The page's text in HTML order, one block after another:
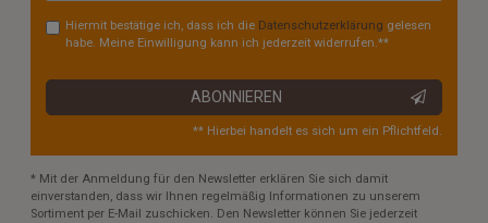
Hiermit bestätige ich, dass ich die Daten­schutz­erklärung gelesen
habe. Meine Einwilligung kann ich jederzeit widerrufen.**
ABONNIEREN
** Hierbei handelt es sich um ein Pflichtfeld.
* Mit der Anmeldung für den Newsletter erklären Sie sich damit
einverstanden, dass wir Ihnen regelmäßig Informationen zu unserem
Sortiment per E-Mail zuschicken. Den Newsletter können Sie jederzeit